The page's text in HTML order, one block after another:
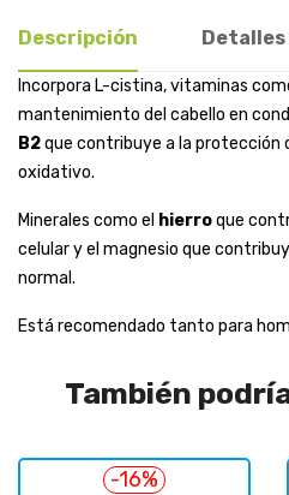
Descripción
Incorpora L-cistina, vitaminas
mantenimiento del cabello en
B2que contribuye a la protección
oxidativo.
Minerales como el hierroque
celular y el magnesio que
normal.
Está recomendado tanto para
También
-16%